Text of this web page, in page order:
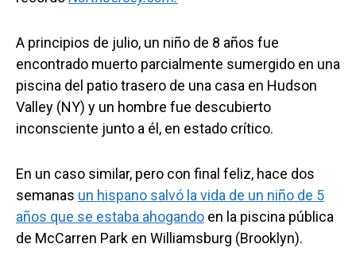
A principios de julio, un niño de 8 años fue
encontrado muerto parcialmente sumergido en una
piscina del patio trasero de una casa en Hudson
Valley (NY) y un hombre fue descubierto
inconsciente junto a él, en estado crítico.
En un caso similar, pero con final feliz, hace dos
semanas un hispano salvó la vida de un niño de 5
años que se estaba ahogando en la piscina pública
de McCarren Park en Williamsburg (Brooklyn).